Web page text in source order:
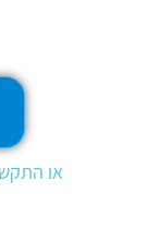
או התקשרו